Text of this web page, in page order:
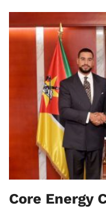
Core Energy